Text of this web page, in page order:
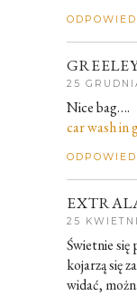
25
Nice bag….
car wash in
25
Świetnie się
kojarzą się
widać,